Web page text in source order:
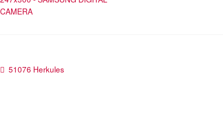
Beitragsnavigation
Vorheriger
51076 Herkules